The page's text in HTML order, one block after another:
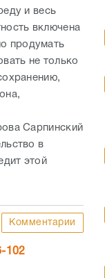
и весь
включена
продумать
не только
Сарпинский
в
этой
Комментарии
102